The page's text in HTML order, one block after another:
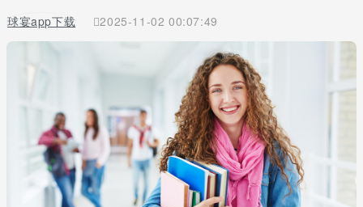
球宴app下载 2025-11-02 00:07:49